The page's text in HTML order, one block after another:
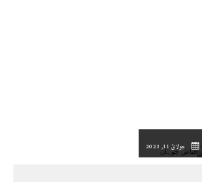
جولائ 11, 2023